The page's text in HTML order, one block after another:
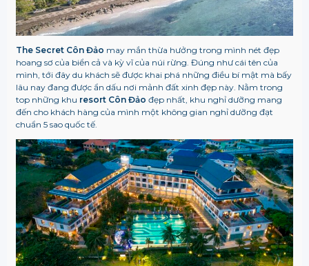
The Secret Côn Đảo may mắn thừa hưởng trong mình nét đẹp
hoang sơ của biển cả và kỳ vĩ của núi rừng. Đúng như cái tên của
mình, tới đây du khách sẽ được khai phá những điều bí mật mà bấy
lâu nay đang được ẩn dấu nơi mảnh đất xinh đẹp này. Nằm trong
top những khu resort Côn Đảo đẹp nhất, khu nghỉ dưỡng mang
đến cho khách hàng của mình một không gian nghỉ dưỡng đạt
chuẩn 5 sao quốc tế.